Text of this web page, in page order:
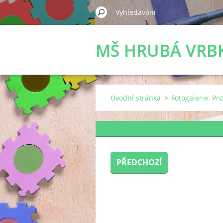
MŠ HRUBÁ
Úvodní stránka > Fotogalerie:
PŘEDCHOZÍ